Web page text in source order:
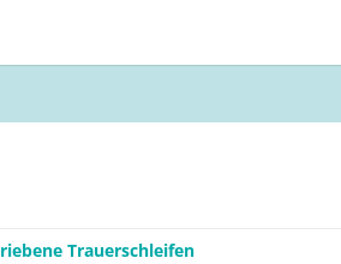
Trauerschleifen